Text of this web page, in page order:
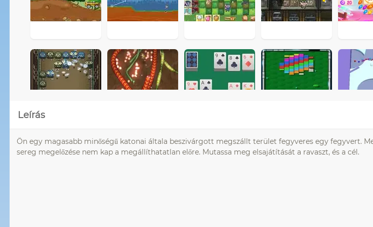
Leírás
Ön egy magasabb minőségű katonai általa beszivárgott megszállt terület fegyveres egy fegyvert.
sereg megelőzése nem kap a megállíthatatlan előre. Mutassa meg elsajátítását a ravaszt, és a cél.